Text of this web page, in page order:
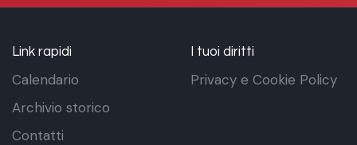
Link rapidi
Calendario
Archivio storico
Contatti
I tuoi diritti
Privacy e Cookie Policy